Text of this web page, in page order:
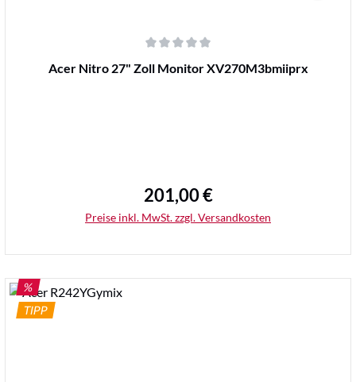
Durchschnittliche Bewertung von 0 von 5 Sternen
Acer Nitro 27" Zoll Monitor XV270M3bmiiprx
Regulärer Preis:
201,00 €
Preise inkl. MwSt. zzgl. Versandkosten
RABATT
%
TIPP